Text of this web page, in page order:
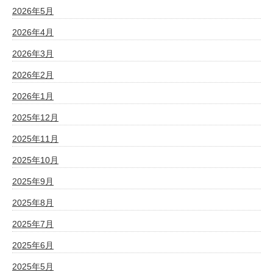
2026年5月
2026年4月
2026年3月
2026年2月
2026年1月
2025年12月
2025年11月
2025年10月
2025年9月
2025年8月
2025年7月
2025年6月
2025年5月